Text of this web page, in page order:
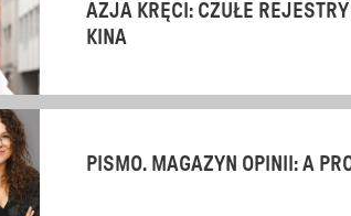
AZJA KRĘCI: CZUŁE
KINA
PISMO. MAGAZYN OPINII: A